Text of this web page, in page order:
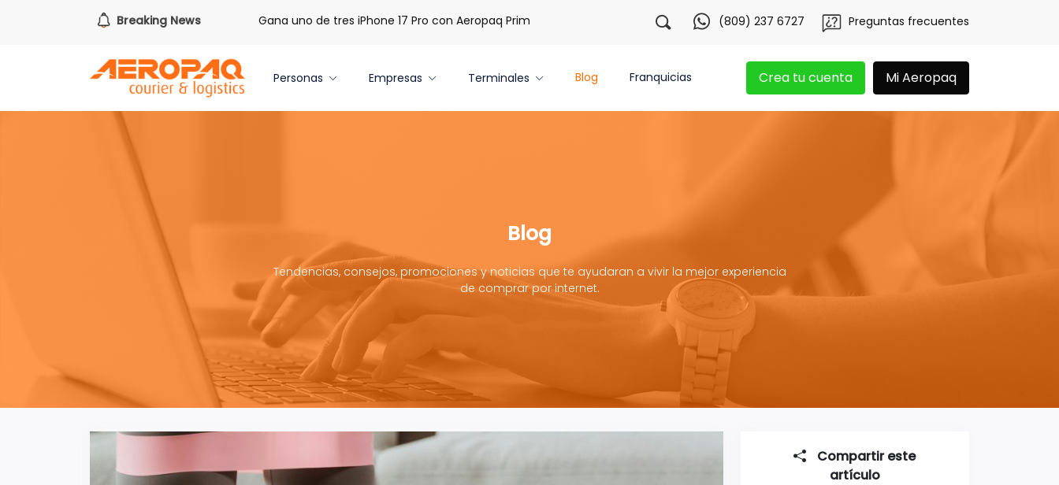
Breaking News
redimir tus libras de Cash PAQ! Gana uno de tres iPhone 17 Pro con Aeropaq Prime ¡Regístrate con nosotros y obtén 20 libras gratis por 3 meses! Tu app Aeropaq se
(809) 237 6727 Preguntas frecuentes
Personas Empresas Terminales Blog Franquicias Crea tu cuenta Mi Aeropaq
Blog
Tendencias, consejos, promociones y noticias que te ayudaran a vivir la mejor experiencia
de comprar por internet.
Compartir este
artículo